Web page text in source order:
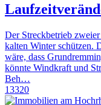
Der Streckbetrieb
kalten Winter schützen.
wäre, dass
könnte Windkraft und
Beh…
13320